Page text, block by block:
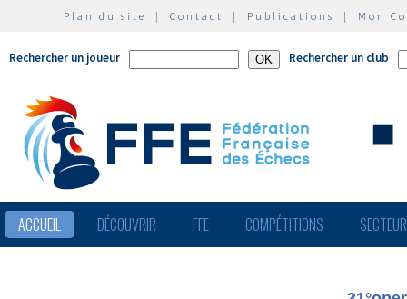
Plan du site | Contact | Publications | Mon
Rechercher un joueur Rechercher un club
ACCUEIL DÉCOUVRIR FFE COMPÉTITIONS